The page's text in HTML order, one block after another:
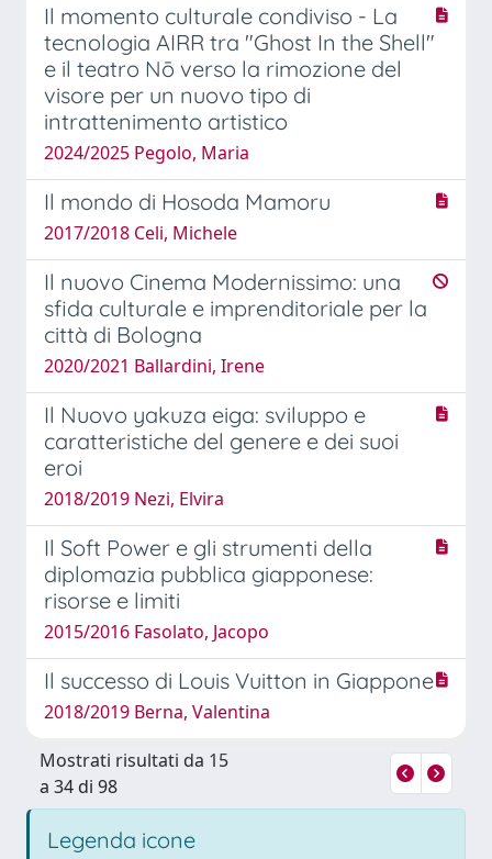
Il momento culturale condiviso - La
tecnologia AIRR tra "Ghost In the Shell"
e il teatro Nō verso la rimozione del
visore per un nuovo tipo di
intrattenimento artistico
2024/2025 Pegolo, Maria
Il mondo di Hosoda Mamoru
2017/2018 Celi, Michele
Il nuovo Cinema Modernissimo: una
sfida culturale e imprenditoriale per la
città di Bologna
2020/2021 Ballardini, Irene
Il Nuovo yakuza eiga: sviluppo e
caratteristiche del genere e dei suoi
eroi
2018/2019 Nezi, Elvira
Il Soft Power e gli strumenti della
diplomazia pubblica giapponese:
risorse e limiti
2015/2016 Fasolato, Jacopo
Il successo di Louis Vuitton in Giappone
2018/2019 Berna, Valentina
Mostrati risultati da 15
a 34 di 98
Legenda icone